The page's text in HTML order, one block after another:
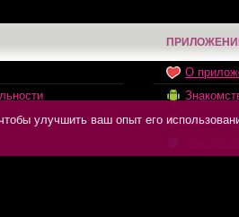
О
улучшить ваш опыт его